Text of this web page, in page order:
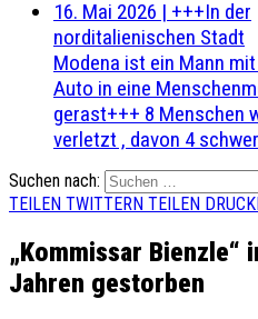
16. Mai 2026 | +++In der
norditalienischen Stadt
Modena ist ein Mann
Auto in eine
gerast+++ 8 Menschen
verletzt , davon 4
Suchen nach:
TEILEN TWITTERN TEILEN
„Kommissar Bienzle“
Jahren gestorben